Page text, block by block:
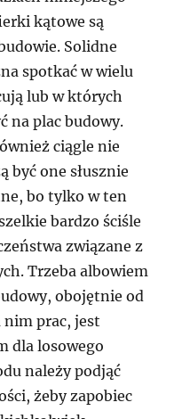
kątowe są
Solidne
spotkać w wielu
lub w których
na plac budowy.
ciągle nie
być one słusznie
bo tylko w ten
bardzo ściśle
związane z
Trzeba albowiem
obojętnie od
nim prac, jest
dla losowego
należy podjąć
żeby zapobiec